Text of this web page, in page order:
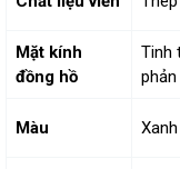
Mặt kính
đồng hồ
Tinh
Màu